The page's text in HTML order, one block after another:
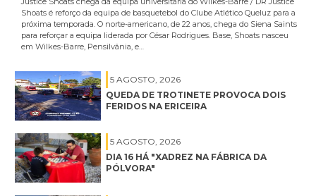
Shoats é reforço da equipa de basquetebol do Clube Atlético Queluz para a
próxima temporada. O norte-americano, de 22 anos, chega do Siena Saints
para reforçar a equipa liderada por César Rodrigues. Base, Shoats nasceu
em Wilkes-Barre, Pensilvânia, e…
5 AGOSTO, 2026
QUEDA DE TROTINETE PROVOCA DOIS
FERIDOS NA ERICEIRA
5 AGOSTO, 2026
DIA 16 HÁ "XADREZ NA FÁBRICA DA
PÓLVORA"